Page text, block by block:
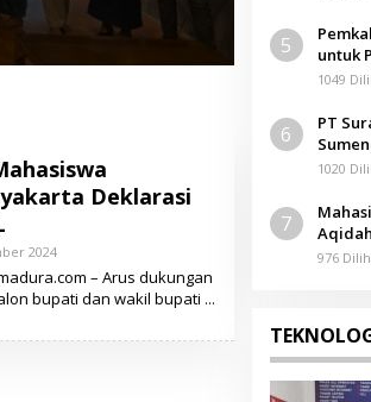
Deklarasi
2024O
E
H
– Arus dukungan
bupati dan wakil bupati
5
untuk
1049
6
PT
1020
7
976